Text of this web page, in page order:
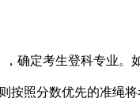
确定考生登科专业。
按照分数优先的准绳